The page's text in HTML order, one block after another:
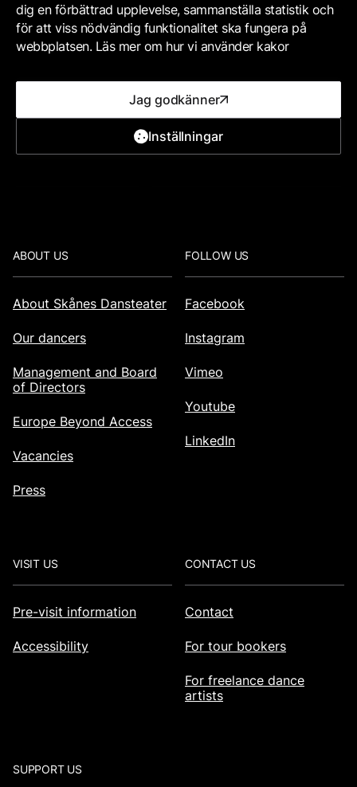
Footer
ABOUT US
About Skånes Dansteater
Our dancers
Management and Board
of Directors
Europe Beyond Access
Vacancies
Press
FOLLOW US
Facebook
Instagram
Vimeo
Youtube
LinkedIn
VISIT US
Pre-visit information
Accessibility
CONTACT US
Contact
For tour bookers
For freelance dance
artists
SUPPORT US
dig en förbättrad upplevelse, sammanställa statistik och
för att viss nödvändig funktionalitet ska fungera på
webbplatsen. Läs mer om hur vi använder kakor
Jag godkänner
Inställningar